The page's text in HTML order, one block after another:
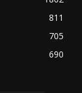
811
705
690